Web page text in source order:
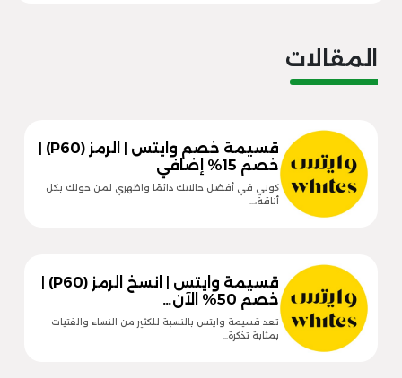
المقالات
قسيمة خصم وايتس | الرمز (P60) |
خصم 15% إضافي
كوني في أفضل حالاتك دائمًا واظهري لمن حولك بكل
أناقة،…
قسيمة وايتس | انسخ الرمز (P60) |
خصم 50% الآن…
تعد قسيمة وايتس بالنسبة للكثير من النساء والفتيات
بمثابة تذكرة…